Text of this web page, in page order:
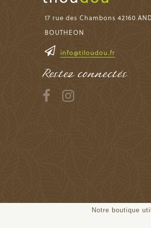
Notre boutique
17 rue des Chambons 42160
BOUTHEON
info@tiloudou.fr
Restez connectés